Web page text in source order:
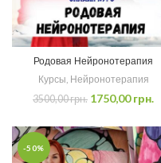
Родовая Нейронотерапия
Курсы Нейронотерапия
3500,00грн. 1750,00грн.
-50%